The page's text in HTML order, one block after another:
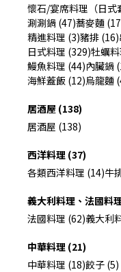
懷石/宴席料理（日式
涮涮鍋 (47)蕎麥麵
精進料理 (3)豬排 (16)
日式料理 (329)牡蠣
鰻魚料理 (44)內臟鍋
海鮮蓋飯 (12)烏龍麵
居酒屋 (138)
居酒屋 (138)
西洋料理 (37)
各類西洋料理 (14)牛
義大利料理、法國料
法國料理 (62)義大利
中華料理 (21)
中華料理 (18)餃子 (5)